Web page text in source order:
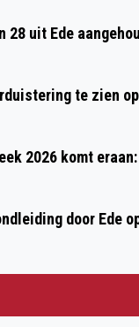
28 uit Ede
te zien
2026 komt
door Ede